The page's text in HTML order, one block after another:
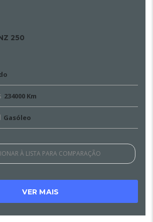
250
234000 Km
Gasóleo
À LISTA PARA COMPARAÇÃO
VER MAIS